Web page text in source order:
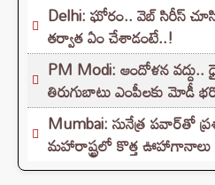
Delhi: ఘోరం.. వెబ్ సిరీస్
తర్వాత ఏం చేశాడంటే..!
PM Modi: ఆందోళన
తిరుగుబాటు ఎంపీలకు మోడీ
Mumbai: సునేత్ర పవార్‌తో
మహారాష్ట్రలో కొత్త ఊహాగానాలు